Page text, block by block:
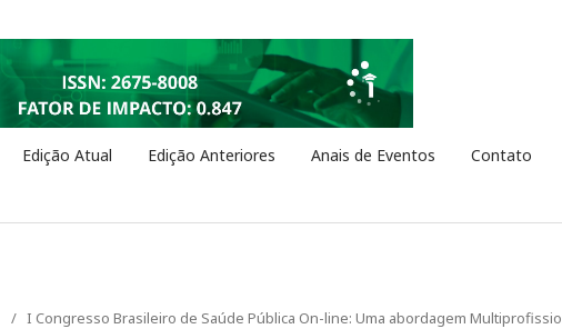
Edição Atual Edição Anteriores Anais de Eventos Contato
/ I Congresso Brasileiro de Saúde Pública On-line: Uma abordagem